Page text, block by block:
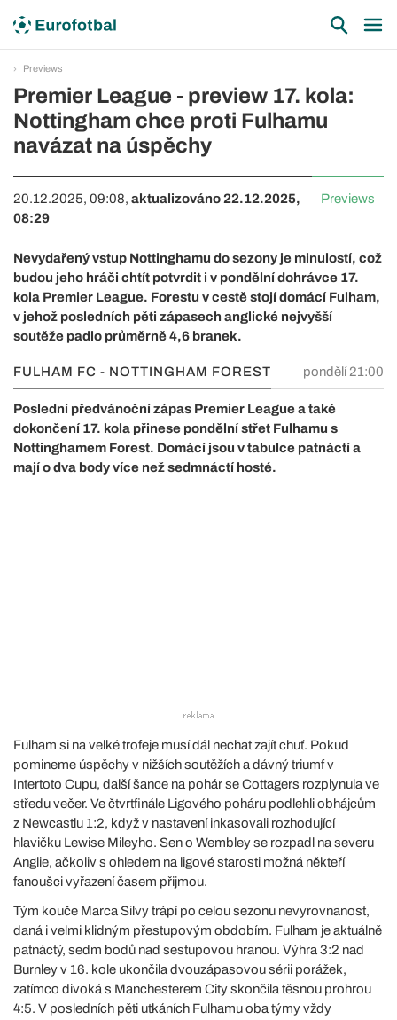
Previews
Premier League - preview 17. kola:
Nottingham chce proti Fulhamu
navázat na úspěchy
20.12.2025, 09:08, aktualizováno 22.12.2025,
08:29
Previews
Nevydařený vstup Nottinghamu do sezony je minulostí, což
budou jeho hráči chtít potvrdit i v pondělní dohrávce 17.
kola Premier League. Forestu v cestě stojí domácí Fulham,
v jehož posledních pěti zápasech anglické nejvyšší
soutěže padlo průměrně 4,6 branek.
FULHAM FC - NOTTINGHAM FOREST pondělí 21:00
Poslední předvánoční zápas Premier League a také
dokončení 17. kola přinese pondělní střet Fulhamu s
Nottinghamem Forest. Domácí jsou v tabulce patnáctí a
mají o dva body více než sedmnáctí hosté.
Fulham si na velké trofeje musí dál nechat zajít chuť. Pokud
pomineme úspěchy v nižších soutěžích a dávný triumf v
Intertoto Cupu, další šance na pohár se Cottagers rozplynula ve
středu večer. Ve čtvrtfinále Ligového poháru podlehli obhájcům
z Newcastlu 1:2, když v nastavení inkasovali rozhodující
hlavičku Lewise Mileyho. Sen o Wembley se rozpadl na severu
Anglie, ačkoliv s ohledem na ligové starosti možná někteří
fanoušci vyřazení časem přijmou.
Tým kouče Marca Silvy trápí po celou sezonu nevyrovnanost,
daná i velmi klidným přestupovým obdobím. Fulham je aktuálně
patnáctý, sedm bodů nad sestupovou hranou. Výhra 3:2 nad
Burnley v 16. kole ukončila dvouzápasovou sérii porážek,
zatímco divoká s Manchesterem City skončila těsnou prohrou
4:5. V posledních pěti utkáních Fulhamu oba týmy vždy